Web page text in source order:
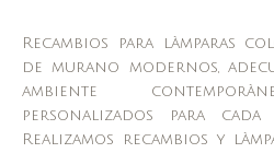
Recambios para làmparas
de murano modernos,
ambiente
personalizados para
Realizamos recambios y